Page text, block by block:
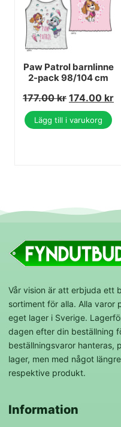
Paw Patrol barnlinne
2-pack 98/104 cm
177.00kr 174.00 kr
Lägg till i varukorg
Vår vision är att erbjuda ett
sortiment för alla. Alla
eget lager i Sverige.
dagen efter din beställning
beställningsvaror hanteras,
lager, men med något
respektive produkt.
Information